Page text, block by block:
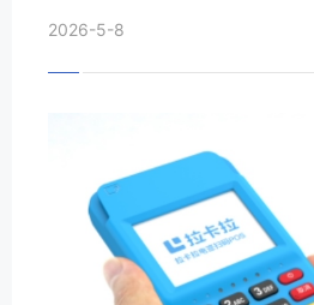
2026-5-8